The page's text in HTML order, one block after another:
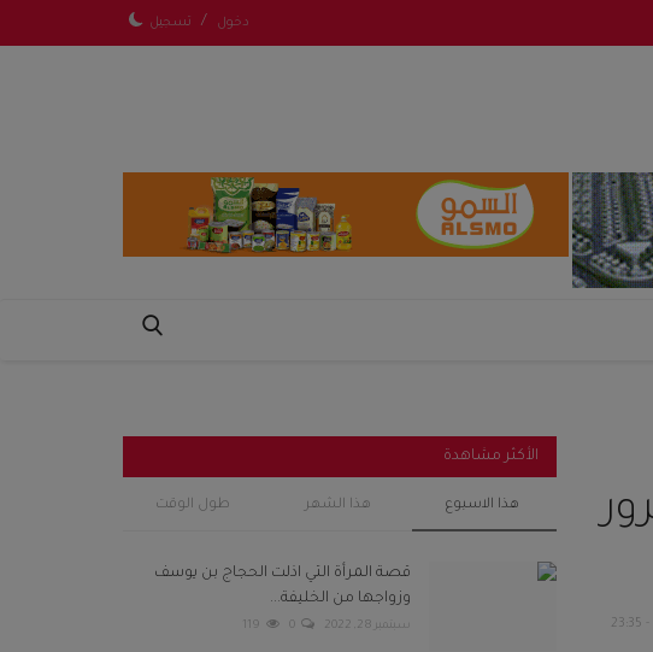
دخول / تسجيل
الأكثر مشاهدة
هذا الاسبوع هذا الشهر طول الوقت
قصة المرأة التي اذلت الحجاج بن يوسف
وزواجها من الخليفة...
سبتمبر 28, 2022 0
119